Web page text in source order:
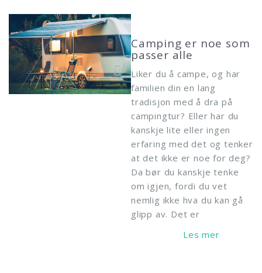
Camping er noe som
passer alle
Liker du å campe, og har
familien din en lang
tradisjon med å dra på
campingtur? Eller har du
kanskje lite eller ingen
erfaring med det og tenker
at det ikke er noe for deg?
Da bør du kanskje tenke
om igjen, fordi du vet
nemlig ikke hva du kan gå
glipp av. Det er